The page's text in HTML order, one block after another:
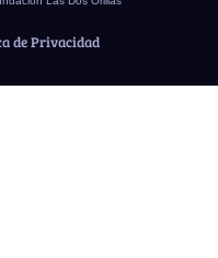
de Privacidad